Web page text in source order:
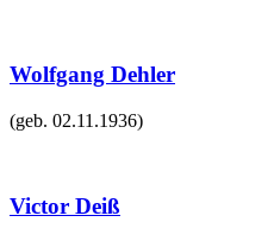
Wolfgang Dehler
(geb. 02.11.1936)
Victor Deiß